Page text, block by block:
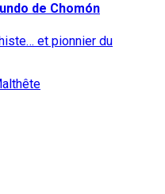
de Chomón
et pionnier du